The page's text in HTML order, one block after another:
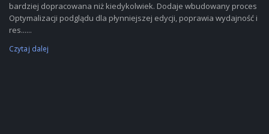
bardziej dopracowana niż kiedykolwiek. Dodaje wbudowany proces
Optymalizacji podglądu dla płynniejszej edycji, poprawia wydajność i
res......
Czytaj dalej